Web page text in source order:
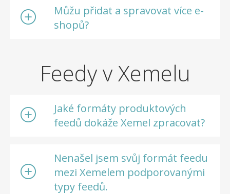
Můžu přidat a spravovat více e-
shopů?
Feedy v Xemelu
Jaké formáty produktových
feedů dokáže Xemel zpracovat?
Nenašel jsem svůj formát feedu
mezi Xemelem podporovanými
typy feedů.